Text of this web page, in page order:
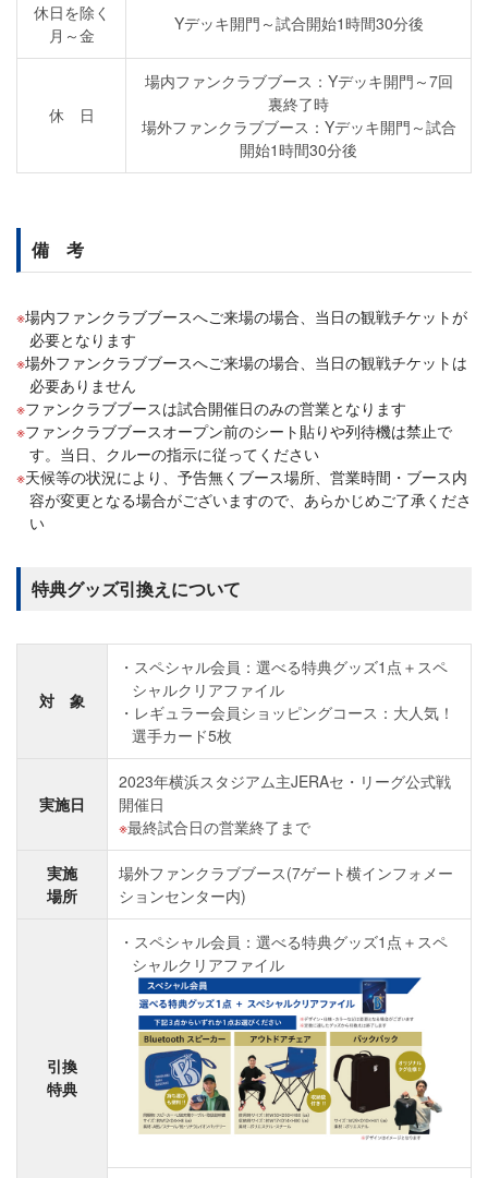
休日を除く
月～金
Yデッキ開門～試合開始1時間30分後
休 日
場内ファンクラブブース：Yデッキ開門～7回
裏終了時
場外ファンクラブブース：Yデッキ開門～試合
開始1時間30分後
備 考
場内ファンクラブブースへご来場の場合、当日の観戦チケットが
必要となります
場外ファンクラブブースへご来場の場合、当日の観戦チケットは
必要ありません
ファンクラブブースは試合開催日のみの営業となります
ファンクラブブースオープン前のシート貼りや列待機は禁止で
す。当日、クルーの指示に従ってください
天候等の状況により、予告無くブース場所、営業時間・ブース内
容が変更となる場合がございますので、あらかじめご了承くださ
い
特典グッズ引換えについて
対 象
スペシャル会員：選べる特典グッズ1点＋スペ
シャルクリアファイル
レギュラー会員ショッピングコース：大人気！
選手カード5枚
実施日
2023年横浜スタジアム主JERAセ・リーグ公式戦
開催日
最終試合日の営業終了まで
実施
場所
場外ファンクラブブース(7ゲート横インフォメー
ションセンター内)
引換
特典
スペシャル会員：選べる特典グッズ1点＋スペ
シャルクリアファイル